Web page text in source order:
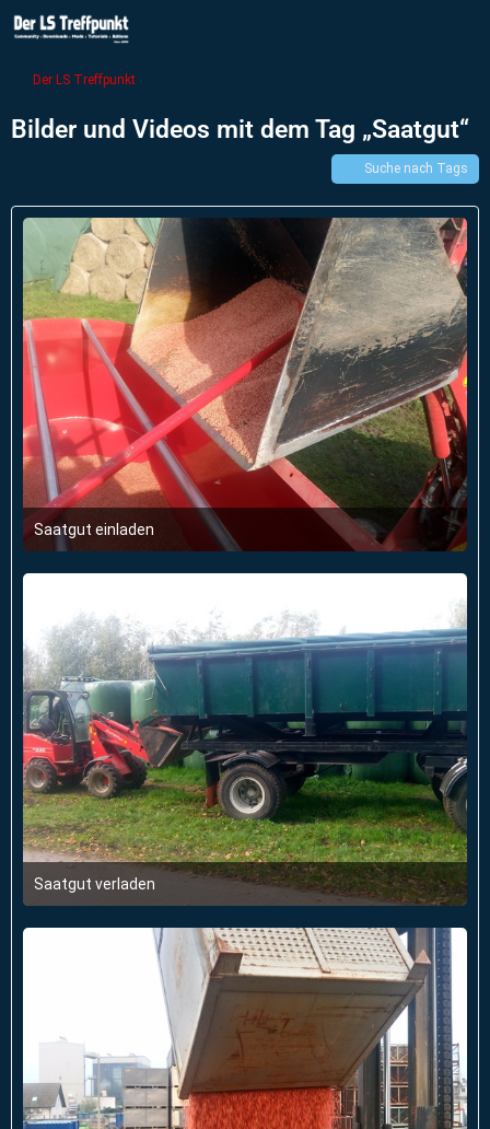
Der LS Treffpunkt
Bilder und Videos mit dem Tag „Saatgut“
Suche nach Tags
Saatgut einladen
11. Februar 2018 um 16:55
Saatgut verladen
11. Februar 2018 um 16:55